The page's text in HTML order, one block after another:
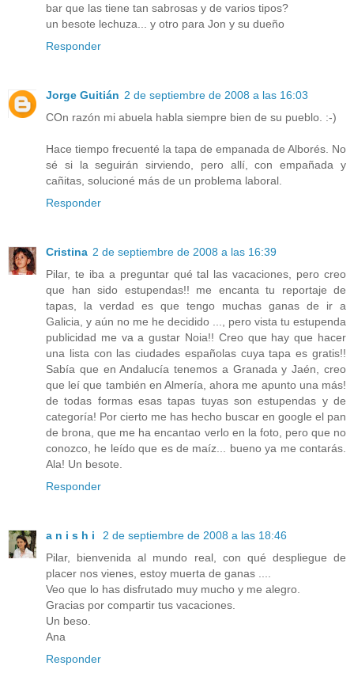
bar que las tiene tan sabrosas y de varios tipos?
un besote lechuza... y otro para Jon y su dueño
Responder
Jorge Guitián 2 de septiembre de 2008 a las 16:03
COn razón mi abuela habla siempre bien de su pueblo. :-)
Hace tiempo frecuenté la tapa de empanada de Alborés. No
sé si la seguirán sirviendo, pero allí, con empañada y
cañitas, solucioné más de un problema laboral.
Responder
Cristina 2 de septiembre de 2008 a las 16:39
Pilar, te iba a preguntar qué tal las vacaciones, pero creo
que han sido estupendas!! me encanta tu reportaje de
tapas, la verdad es que tengo muchas ganas de ir a
Galicia, y aún no me he decidido ..., pero vista tu estupenda
publicidad me va a gustar Noia!! Creo que hay que hacer
una lista con las ciudades españolas cuya tapa es gratis!!
Sabía que en Andalucía tenemos a Granada y Jaén, creo
que leí que también en Almería, ahora me apunto una más!
de todas formas esas tapas tuyas son estupendas y de
categoría! Por cierto me has hecho buscar en google el pan
de brona, que me ha encantao verlo en la foto, pero que no
conozco, he leído que es de maíz... bueno ya me contarás.
Ala! Un besote.
Responder
a n i s h i
2 de septiembre de 2008 a las 18:46
Pilar, bienvenida al mundo real, con qué despliegue de
placer nos vienes, estoy muerta de ganas ....
Veo que lo has disfrutado muy mucho y me alegro.
Gracias por compartir tus vacaciones.
Un beso.
Ana
Responder